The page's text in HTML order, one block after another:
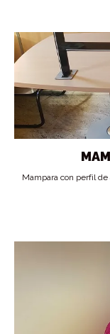
Mampara con perfil